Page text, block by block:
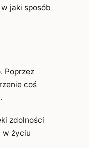
jaki sposób
Poprzez
coś
zdolności
w życiu